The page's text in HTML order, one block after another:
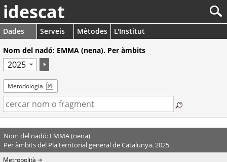
idescat
Dades Serveis Mètodes
L'Institut
Nom del nadó: EMMA (nena). Per àmbits
Metodologia
Nom del nadó: EMMA (nena)
Per àmbits del Pla territorial general de Catalunya. 2025
Metropolità